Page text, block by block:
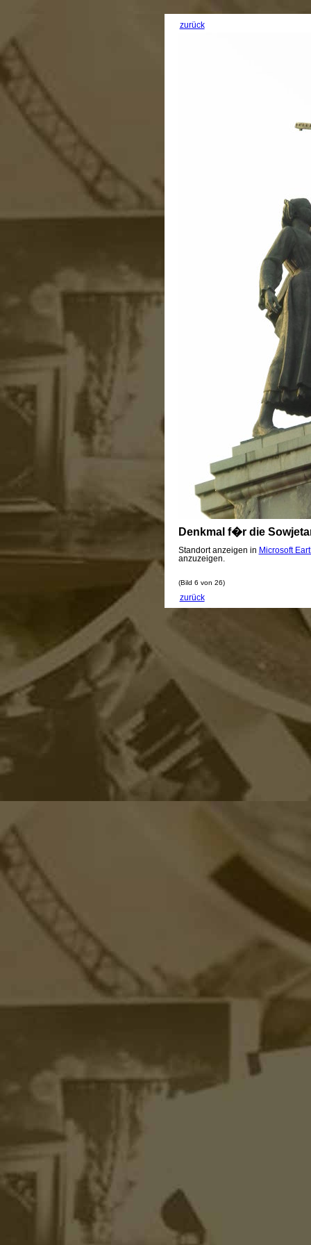
zurück
Denkmal f�r die
Standort anzeigen in Microsoft
anzuzeigen.
(Bild 6 von 26)
zurück